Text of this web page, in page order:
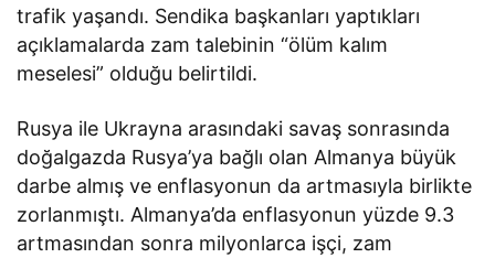
trafik yaşandı. Sendika başkanları yaptıkları
açıklamalarda zam talebinin “ölüm kalım
meselesi” olduğu belirtildi.
Rusya ile Ukrayna arasındaki savaş sonrasında
doğalgazda Rusya’ya bağlı olan Almanya büyük
darbe almış ve enflasyonun da artmasıyla birlikte
zorlanmıştı. Almanya’da enflasyonun yüzde 9.3
artmasından sonra milyonlarca işçi, zam